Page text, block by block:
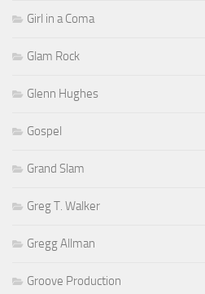
Girl in a Coma
Glam Rock
Glenn Hughes
Gospel
Grand Slam
Greg T. Walker
Gregg Allman
Groove Production